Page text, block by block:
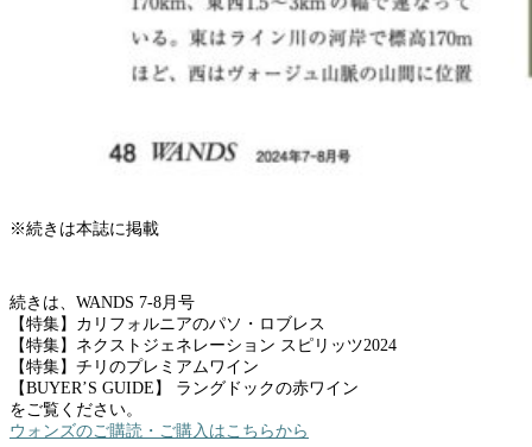
※続きは本誌に掲載
続きは、WANDS 7-8月号
【特集】カリフォルニアのパソ・ロブレス
【特集】ネクストジェネレーション スピリッツ2024
【特集】チリのプレミアムワイン
【BUYER’S GUIDE】 ラングドックの赤ワイン
をご覧ください。
ウォンズのご購読・ご購入はこちらから